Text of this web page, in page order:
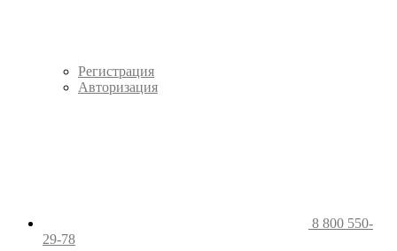
Регистрация
Авторизация
8 800 550-
29-78